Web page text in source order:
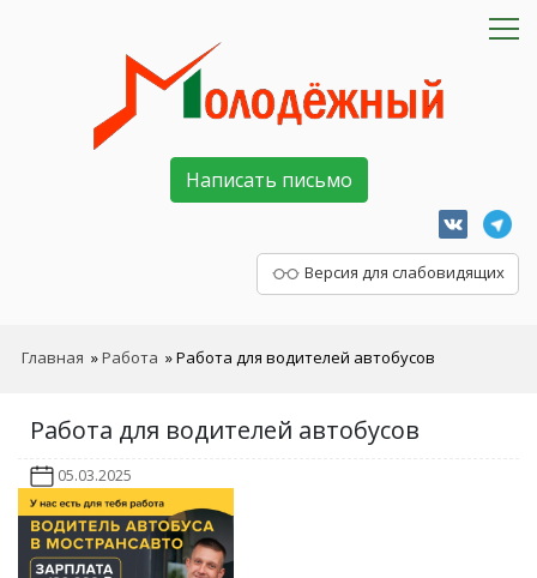
Написать письмо
Версия для слабовидящих
Главная »Работа »Работа для водителей автобусов
Работа для водителей автобусов
05.03.2025